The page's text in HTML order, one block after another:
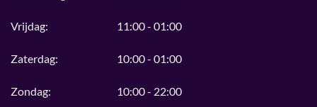
Vrijdag:
Zaterdag:
Zondag:
11:00 - 01:00
10:00 - 01:00
10:00 - 22:00